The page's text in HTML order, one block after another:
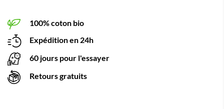
100% coton bio
Expédition en 24h
60 jours pour l'essayer
Retours gratuits